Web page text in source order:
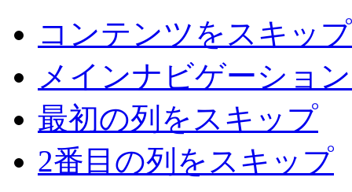
コンテンツをスキップ
メインナビゲーショ
最初の列をスキップ
2番目の列をスキップ